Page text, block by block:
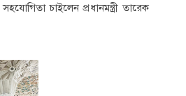
সহযোগিতা চাইলেন প্রধানমন্ত্রী তারেক